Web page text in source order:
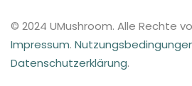
© 2024 UMushroom. Alle Rechte
Impressum.
Datenschutzerklärung.